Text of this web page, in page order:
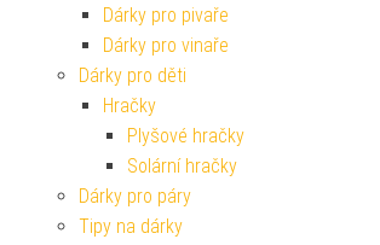
Dárky pro pivaře
Dárky pro vinaře
Dárky pro děti
Hračky
Plyšové hračky
Solární hračky
Dárky pro páry
Tipy na dárky